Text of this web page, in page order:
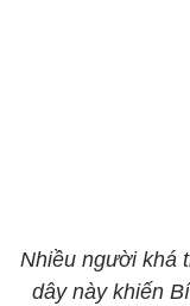
Nhiều người khá
dây này khiến